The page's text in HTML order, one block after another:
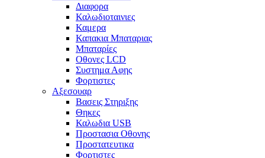
Διαφορα
Καλωδιοταινιες
Καμερα
Καπακια Μπαταριας
Μπαταρίες
Οθονες LCD
Συστημα Αφης
Φορτιστες
Αξεσουαρ
Βασεις Στηριξης
Θηκες
Καλωδια USB
Προστασια Οθονης
Προστατευτικα
Φορτιστες